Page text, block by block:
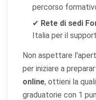
percorso
✔ Rete di sedi
Italia per il
Non aspettare
per iniziare a
online, ottieni la
graduatorie con 1